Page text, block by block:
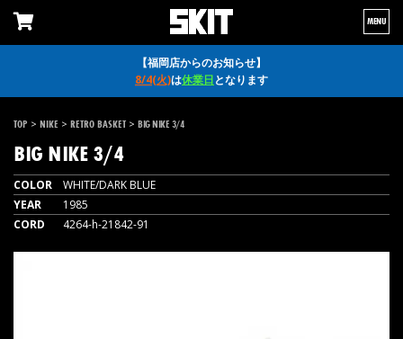
【福岡店からのお知らせ】
8/4(火)は休業日となります
MENU
TOP > NIKE > RETRO BASKET > BIG NIKE 3/4
BIG NIKE 3/4
COLOR
WHITE/DARK BLUE
YEAR
1985
CORD
4264-h-21842-91